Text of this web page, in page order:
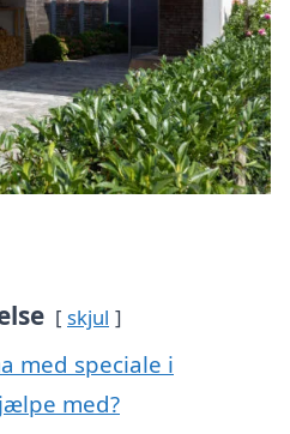
skjul
med speciale i
med?